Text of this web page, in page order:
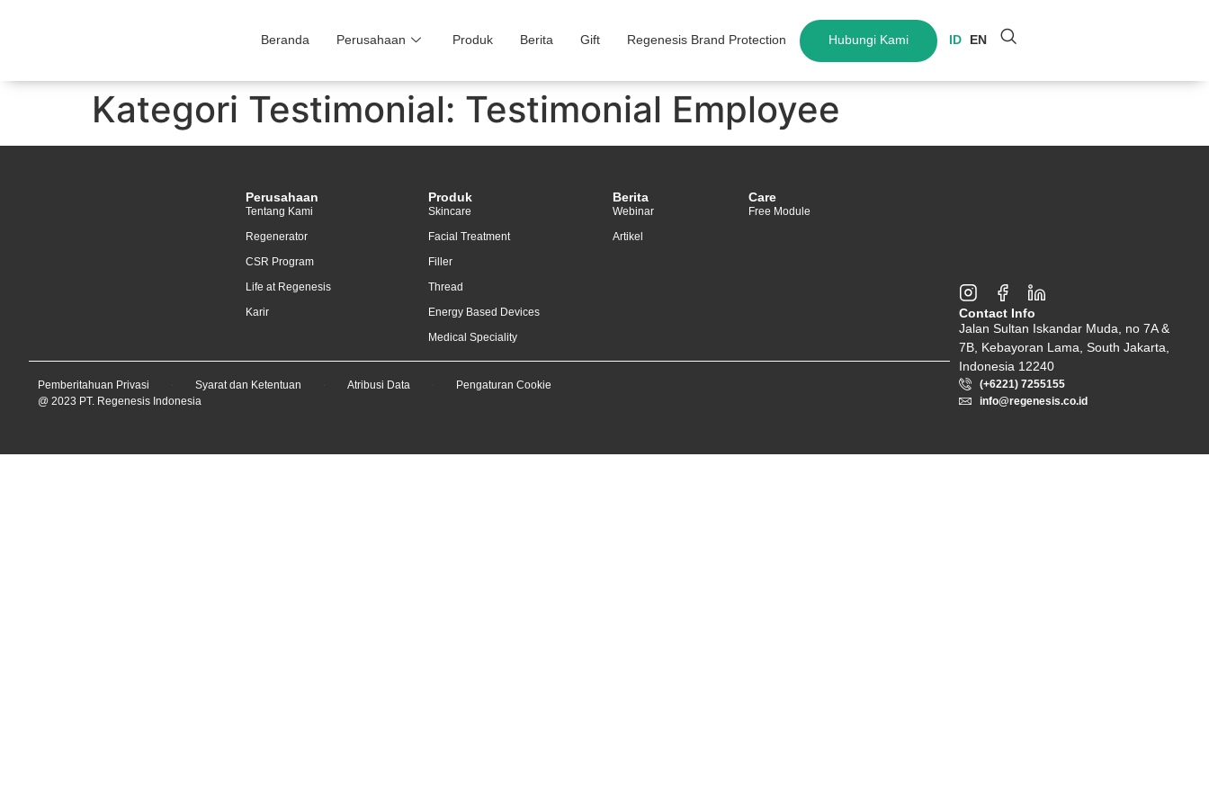
Beranda Perusahaan Produk Berita Gift Regenesis Brand Protection Hubungi Kami ID EN
Kategori Testimonial: Testimonial Employee
Perusahaan
Tentang Kami
Regenerator
CSR Program
Life at Regenesis
Karir
Produk
Skincare
Facial Treatment
Filler
Thread
Energy Based Devices
Medical Speciality
Berita
Webinar
Artikel
Care
Free Module
Pemberitahuan Privasi Syarat dan Ketentuan Atribusi Data
Pengaturan Cookie
@ 2023 PT. Regenesis Indonesia
Contact Info
Jalan Sultan Iskandar Muda, no 7A &
7B, Kebayoran Lama, South Jakarta,
Indonesia 12240
(+6221) 7255155
info@regenesis.co.id